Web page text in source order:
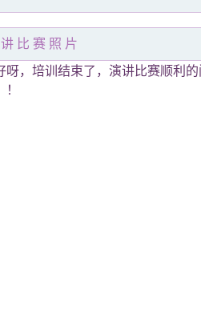
比赛照片
呀，培训结束了，演讲比赛顺利